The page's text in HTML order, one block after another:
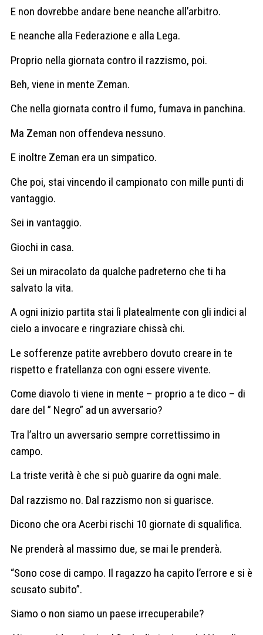
E non dovrebbe andare bene neanche all’arbitro.
E neanche alla Federazione e alla Lega.
Proprio nella giornata contro il razzismo, poi.
Beh, viene in mente Zeman.
Che nella giornata contro il fumo, fumava in panchina.
Ma Zeman non offendeva nessuno.
E inoltre Zeman era un simpatico.
Che poi, stai vincendo il campionato con mille punti di
vantaggio.
Sei in vantaggio.
Giochi in casa.
Sei un miracolato da qualche padreterno che ti ha
salvato la vita.
A ogni inizio partita stai lì platealmente con gli indici al
cielo a invocare e ringraziare chissà chi.
Le sofferenze patite avrebbero dovuto creare in te
rispetto e fratellanza con ogni essere vivente.
Come diavolo ti viene in mente – proprio a te dico – di
dare del ” Negro” ad un avversario?
Tra l’altro un avversario sempre correttissimo in
campo.
La triste verità è che si può guarire da ogni male.
Dal razzismo no. Dal razzismo non si guarisce.
Dicono che ora Acerbi rischi 10 giornate di squalifica.
Ne prenderà al massimo due, se mai le prenderà.
“Sono cose di campo. Il ragazzo ha capito l’errore e si è
scusato subito”.
Siamo o non siamo un paese irrecuperabile?